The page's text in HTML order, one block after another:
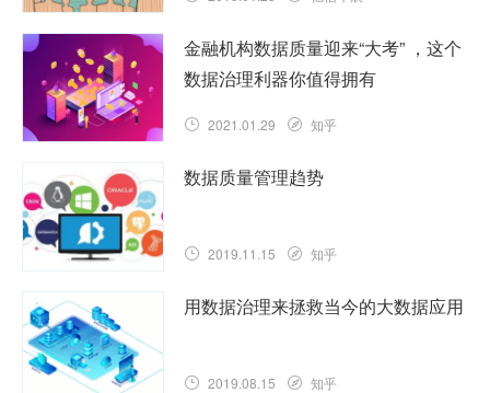
金融机构数据质量迎来“大考” ，这个
数据治理利器你值得拥有
2021.01.29 知乎
数据质量管理趋势
2019.11.15 知乎
用数据治理来拯救当今的大数据应用
2019.08.15 知乎